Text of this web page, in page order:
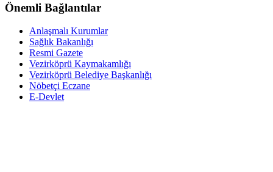
Önemli Bağlantılar
Anlaşmalı Kurumlar
Sağlık Bakanlığı
Resmi Gazete
Vezirköprü Kaymakamlığı
Vezirköprü Belediye Başkanlığı
Nöbetçi Eczane
E-Devlet